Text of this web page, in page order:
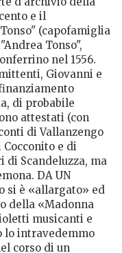
e il
(capofamiglia
Tonso",
nel 1556.
Giovanni e
di probabile
attestati (con
di Vallanzengo
e di
Scandeluzza, ma
DA UN
si è «allargato» ed
della «Madonna
musicanti e
lo intravedemmo
corso di un